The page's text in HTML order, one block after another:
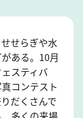
せらぎや水
ある。10月
スティバ
コンテスト
だくさんで